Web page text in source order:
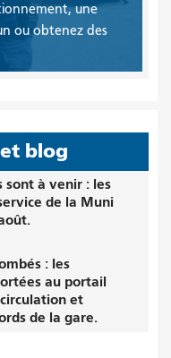
une
ou obtenez des
blog
sont à venir : les
de la Muni
: les
au portail
et
de la gare.